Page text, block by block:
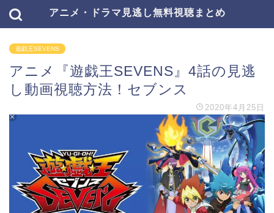
アニメ・ドラマ見逃し無料視聴まとめ
遊戯王SEVENS
アニメ『遊戯王SEVENS』4話の見逃
し動画視聴方法！セブンス
2020年4月25日